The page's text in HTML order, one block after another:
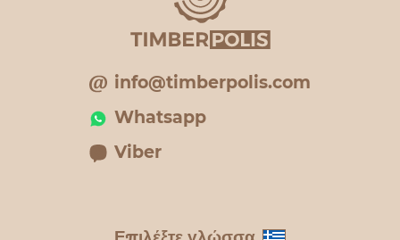
info@timberpolis.com
Whatsapp
Viber